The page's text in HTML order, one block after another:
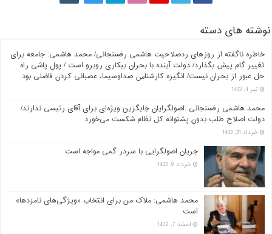
نوشته های دسته
خاطره ناگفته از روزهای ردصلاحیت هاشمی رفسنجانی/ محمد هاشمی: جامعه برای
تغییر گام پیش بگذارد/ دولت آینده با بحران بیکاری روبرو است / پول پاشی راه
حل عبور از بحران نیست/ انگیزه کارشناس صداوسیما، عصبانی کردن فاضلی بود
تیر 4, 1403
محمد هاشمی رفسنجانی :اصولگرایان جایگزین ویژه‌ای برای آقای رئیسی ندارند/
دولت اصلاح طلب بدون پشتوانه کل نظام شکست می‌خورد
خرداد 31, 1403
جریان اصولگرایی با سردر گمی مواجه است
خرداد 9, 1403
محمد هاشمی: ملاک من برای انتخاب «ویژگی‌های نامزدها»
است
اسفند 7, 1402